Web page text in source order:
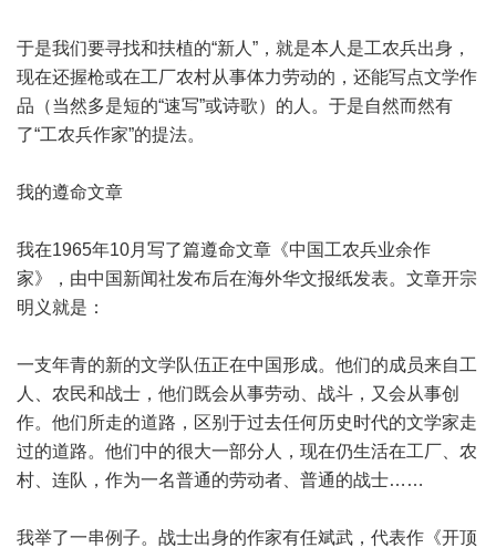
于是我们要寻找和扶植的“新人”，就是本人是工农兵出身，
现在还握枪或在工厂农村从事体力劳动的，还能写点文学作
品（当然多是短的“速写”或诗歌）的人。于是自然而然有
了“工农兵作家”的提法。
我的遵命文章
我在1965年10月写了篇遵命文章《中国工农兵业余作
家》，由中国新闻社发布后在海外华文报纸发表。文章开宗
明义就是：
一支年青的新的文学队伍正在中国形成。他们的成员来自工
人、农民和战士，他们既会从事劳动、战斗，又会从事创
作。他们所走的道路，区别于过去任何历史时代的文学家走
过的道路。他们中的很大一部分人，现在仍生活在工厂、农
村、连队，作为一名普通的劳动者、普通的战士……
我举了一串例子。战士出身的作家有任斌武，代表作《开顶